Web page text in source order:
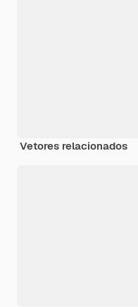
Vetores relacionados